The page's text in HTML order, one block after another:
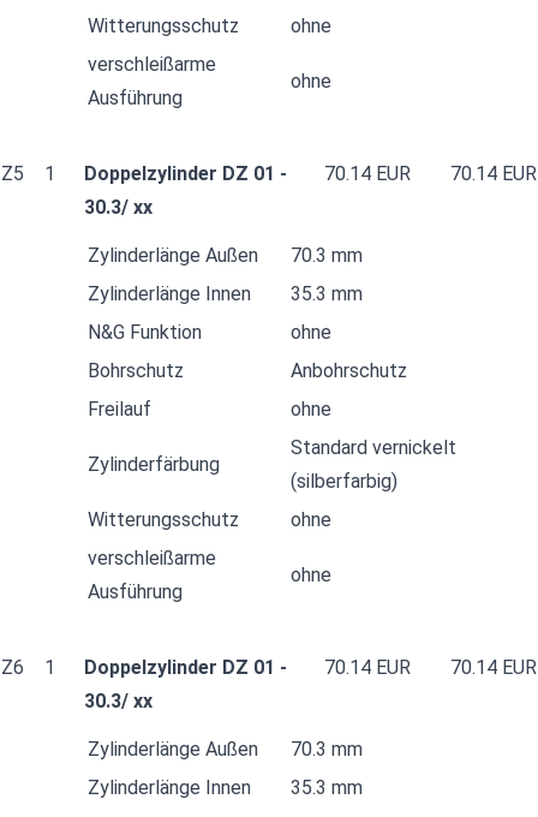
Witterungsschutz
ohne
verschleißarme
Ausführung
ohne
Z5 1
Doppelzylinder DZ 01 -
30.3/ xx
70.14 EUR 70.14 EUR
Zylinderlänge Außen
70.3 mm
Zylinderlänge Innen
35.3 mm
N&G Funktion
ohne
Bohrschutz
Anbohrschutz
Freilauf
ohne
Zylinderfärbung
Standard vernickelt
(silberfarbig)
Witterungsschutz
ohne
verschleißarme
Ausführung
ohne
Z6 1
Doppelzylinder DZ 01 -
30.3/ xx
70.14 EUR 70.14 EUR
Zylinderlänge Außen
70.3 mm
Zylinderlänge Innen
35.3 mm